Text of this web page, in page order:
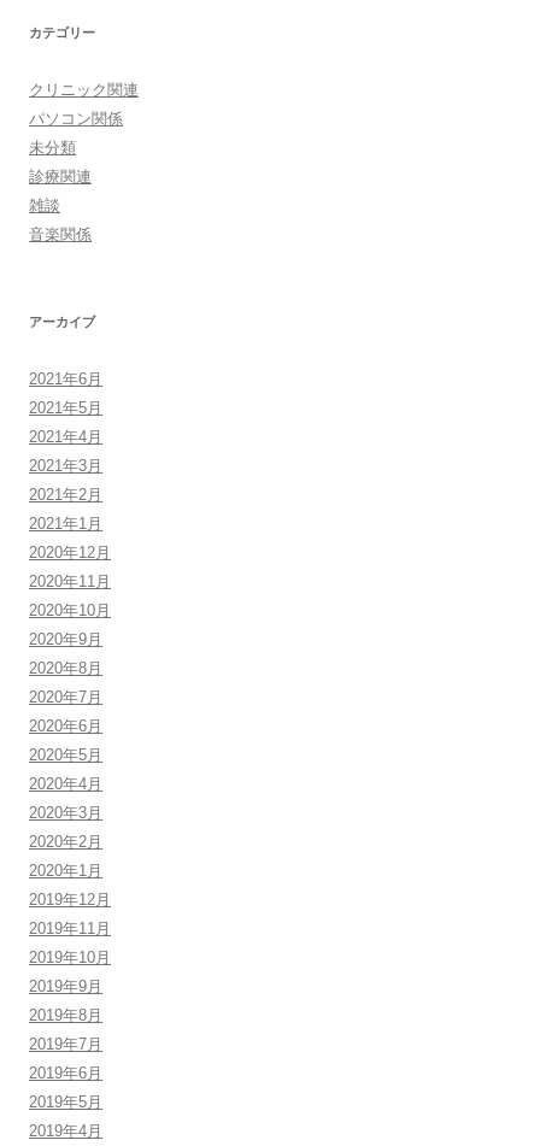
カテゴリー
クリニック関連
パソコン関係
未分類
診療関連
雑談
音楽関係
アーカイブ
2021年6月
2021年5月
2021年4月
2021年3月
2021年2月
2021年1月
2020年12月
2020年11月
2020年10月
2020年9月
2020年8月
2020年7月
2020年6月
2020年5月
2020年4月
2020年3月
2020年2月
2020年1月
2019年12月
2019年11月
2019年10月
2019年9月
2019年8月
2019年7月
2019年6月
2019年5月
2019年4月